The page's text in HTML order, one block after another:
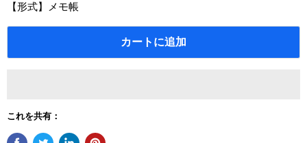
【形式】メモ帳
カートに追加
これを共有：